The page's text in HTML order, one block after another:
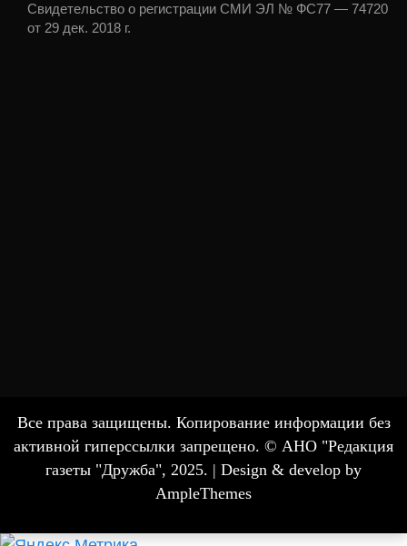
Свидетельство о регистрации СМИ ЭЛ № ФС77 — 74720
от 29 дек. 2018 г.
Все права защищены. Копирование информации без
активной гиперссылки запрещено. © АНО "Редакция
газеты "Дружба", 2025. | Design & develop by
AmpleThemes